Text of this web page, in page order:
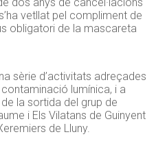
dos anys de cancel·lacions
vetllat pel compliment de
obligatori de la mascareta
sèrie d’activitats adreçades
lumínica, i a
la sortida del grup de
i Els Vilatans de Guinyent
de Lluny.